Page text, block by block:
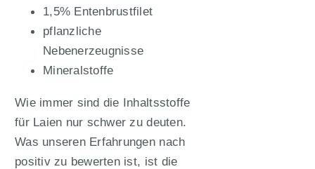
1,5% Entenbrustfilet
pflanzliche
Nebenerzeugnisse
Mineralstoffe
Wie immer sind die Inhaltsstoffe
für Laien nur schwer zu deuten.
Was unseren Erfahrungen nach
positiv zu bewerten ist, ist die